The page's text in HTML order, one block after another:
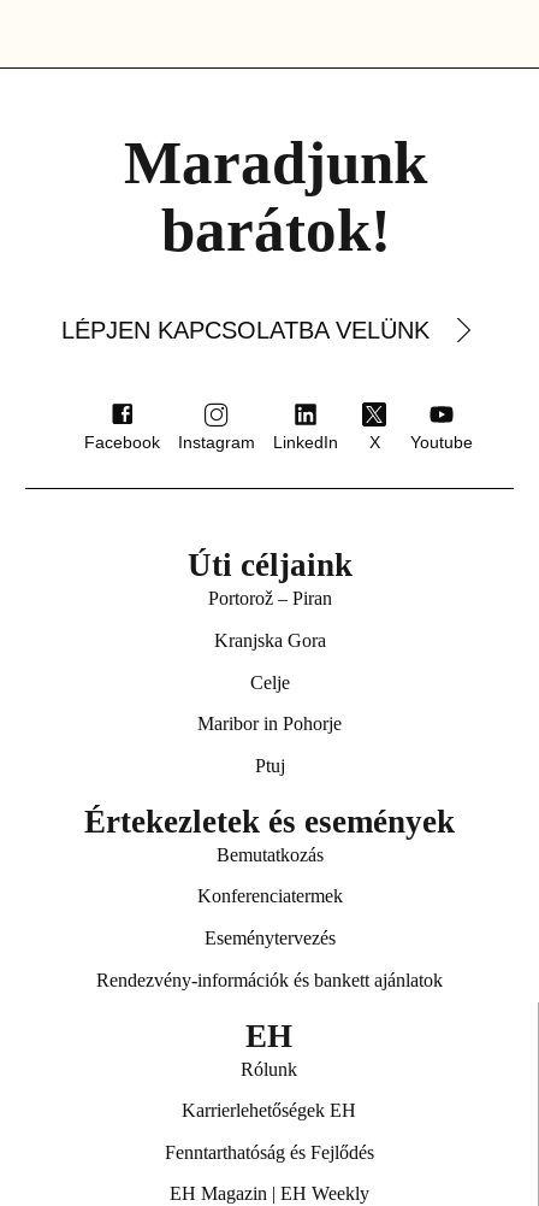
Maradjunk
barátok!
LÉPJEN KAPCSOLATBA VELÜNK
Facebook Instagram LinkedIn X Youtube
Úti céljaink
Portorož – Piran
Kranjska Gora
Celje
Maribor in Pohorje
Ptuj
Értekezletek és események
Bemutatkozás
Konferenciatermek
Eseménytervezés
Rendezvény‑információk és bankett ajánlatok
EH
Rólunk
Karrierlehetőségek EH
Fenntarthatóság és Fejlődés
EH Magazin| EH Weekly